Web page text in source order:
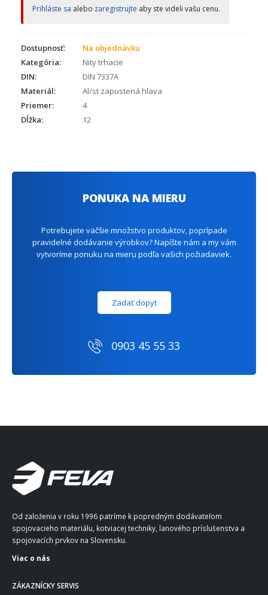
Prihláste sa alebo zaregistrujte aby ste videli vašu cenu.
Dostupnosť:
Na objednávku
Kategória:
Nity trhacie
DIN:
DIN 7337A
Materiál:
Al/st zapustená hlava
Priemer:
4
Dĺžka:
12
PONUKA NA MIERU
Potrebujete väčšie množstvo produktov, poprípade
pravidelné dodávanie výrobkov? Napíšte nám a my vám
vytvoríme ponuku na mieru podľa vašich požiadaviek.
Zadať dopyt
0903 45 55 33
Od založenia v roku 1996 patríme k popredným dodávateľom
spojovacieho materiálu, kotviacej techniky, lanového príslušenstva a
spojovacích prvkov na Slovensku.
Viac o nás
ZÁKAZNÍCKY SERVIS